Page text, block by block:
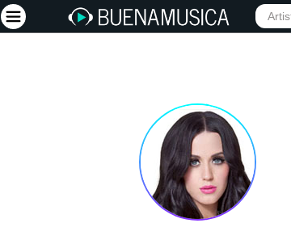
INICIO